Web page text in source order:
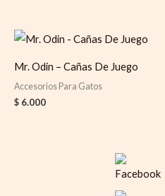
Mr. Odin – Cañas De Juego
Accesorios Para Gatos
$ 6.000